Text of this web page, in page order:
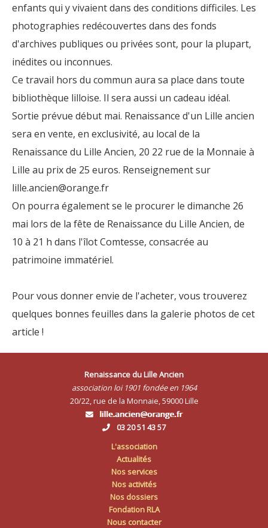
enfants qui y vivaient dans des conditions difficiles. Les
photographies redécouvertes dans des fonds
d'archives publiques ou privées sont, pour la plupart,
inédites ou inconnues.
Ce travail hors du commun aura sa place dans toute
bibliothèque lilloise. Il sera aussi un cadeau idéal.
Sortie prévue début mai. Renaissance d'un Lille ancien
sera en vente, en exclusivité, au local de la
Renaissance du Lille Ancien, 20 22 rue de la Monnaie à
Lille au prix de 25 euros. Renseignement sur
lille.ancien@orange.fr
On pourra également se le procurer le dimanche 26
mai lors de la fête de Renaissance du Lille Ancien, de
10 à 21 h dans l'îlot Comtesse, consacrée au
patrimoine immatériel.
Pour vous donner envie de l'acheter, vous trouverez
quelques bonnes feuilles dans la galerie photos de cet
article !
Renaissance du Lille Ancien
association loi 1901 fondée en 1964
20/22, rue de la Monnaie, 59000 Lille
03 20 51 43 57
L'association
Actualités
Nos services
Nos activités
Nos dossiers
Fondation RLA
Nous contacter